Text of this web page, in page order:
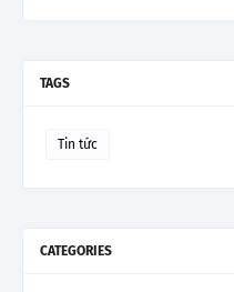
TAGS
Tin tức
CATEGORIES